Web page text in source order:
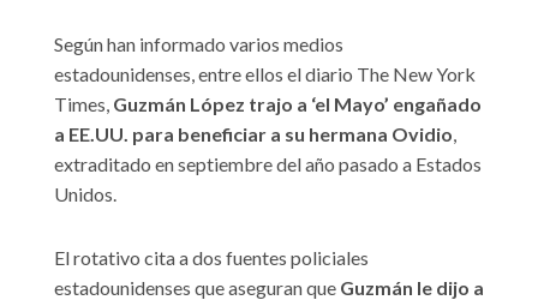
Según han informado varios medios
estadounidenses, entre ellos el diario The New York
Times, Guzmán López trajo a ‘el Mayo’ engañado
a EE.UU. para beneficiar a su hermana Ovidio,
extraditado en septiembre del año pasado a Estados
Unidos.
El rotativo cita a dos fuentes policiales
estadounidenses que aseguran que Guzmán le dijo a